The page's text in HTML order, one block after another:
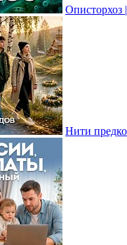
Нити